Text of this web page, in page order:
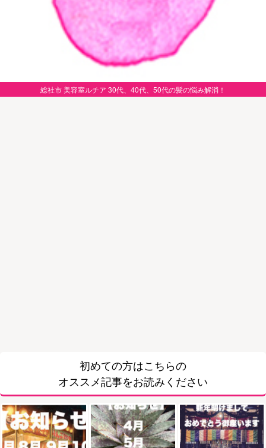
総社市 美容室ルチア 30代、40代、50代の髪の悩み解消！
初めての方はこちらの
オススメ記事をお読みください